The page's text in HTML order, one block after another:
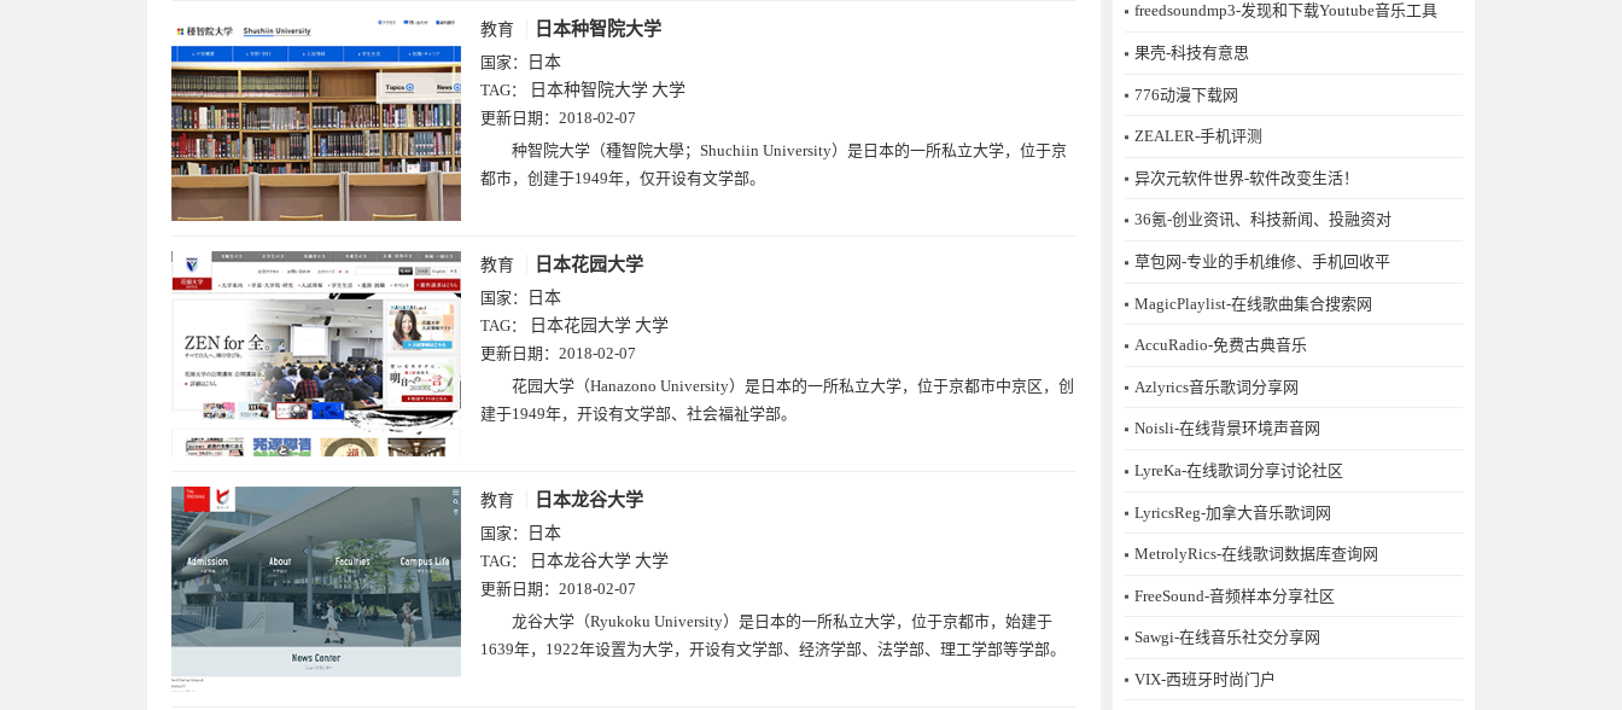
教育 日本种智院大学
国家：
日本
TAG：
日本种智院大学 大学
更新日期： 2018-02-07
种智院大学（種智院大學；Shuchiin University）是日本的一所私立大学，位于京
都市，创建于1949年，仅开设有文学部。
教育 日本花园大学
国家：
日本
TAG：
日本花园大学 大学
更新日期： 2018-02-07
花园大学（Hanazono University）是日本的一所私立大学，位于京都市中京区，创
建于1949年，开设有文学部、社会福祉学部。
教育 日本龙谷大学
国家：
日本
TAG：
日本龙谷大学 大学
更新日期： 2018-02-07
龙谷大学（Ryukoku University）是日本的一所私立大学，位于京都市，始建于
1639年，1922年设置为大学，开设有文学部、经济学部、法学部、理工学部等学部。
freedsoundmp3-发现和下载Youtube音乐工具
果壳-科技有意思
776动漫下载网
ZEALER-手机评测
异次元软件世界-软件改变生活！
36氪-创业资讯、科技新闻、投融资对
草包网-专业的手机维修、手机回收平
MagicPlaylist-在线歌曲集合搜索网
AccuRadio-免费古典音乐
Azlyrics音乐歌词分享网
Noisli-在线背景环境声音网
LyreKa-在线歌词分享讨论社区
LyricsReg-加拿大音乐歌词网
MetrolyRics-在线歌词数据库查询网
FreeSound-音频样本分享社区
Sawgi-在线音乐社交分享网
​VIX-西班牙时尚门户